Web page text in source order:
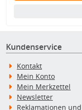
Kundenservice
Kontakt
Mein Konto
Mein Merkzettel
Newsletter
Reklamationen und